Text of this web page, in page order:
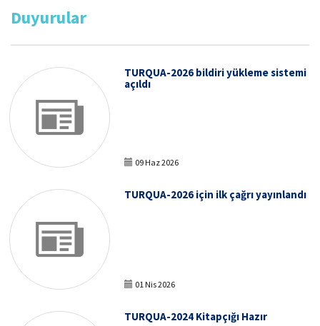
Duyurular
TURQUA-2026 bildiri yükleme sistemi
açıldı
09 Haz 2026
TURQUA-2026 için ilk çağrı yayınlandı
01 Nis 2026
TURQUA-2024 Kitapçığı Hazır